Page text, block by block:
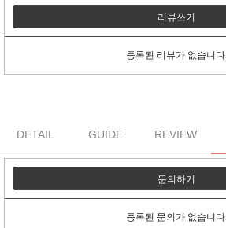
리뷰쓰기
등록된 리뷰가 없습니다.
DETAIL GUIDE REVIEW
문의하기
등록된 문의가 없습니다.